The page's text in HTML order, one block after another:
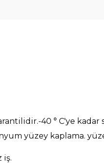
40 ° C'ye kadar
yüzey kaplama.
iş.